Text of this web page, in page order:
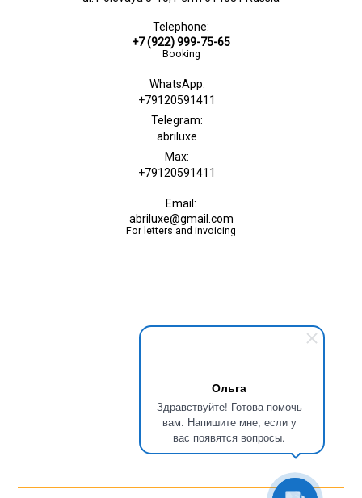
Ольга
Здравствуйте! Готова помочь
вам. Напишите мне, если у
вас появятся вопросы.
Telephone:
+7 (922) 999-75-65
Booking
WhatsApp:
+79120591411
Telegram:
abriluxe
Max:
+79120591411
Email:
abriluxe@gmail.com
For letters and invoicing